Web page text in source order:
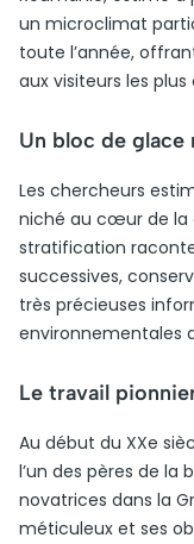
un microclimat
toute l’année,
aux visiteurs les plus
Un bloc de glace
Les chercheurs
niché au cœur de la
stratification
successives,
très précieuses
environnementales
Le travail
Au début du XXe
l’un des pères de la
novatrices dans la
méticuleux et ses